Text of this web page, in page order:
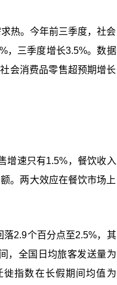
热。今年前三季度，社会
，三季度增长3.5%。数据
会消费品零售超预期增长
增速只有1.5%，餐饮收入
。两大效应在餐饮市场上
2.9个百分点至2.5%，其
，全国日均旅客发送量为
徙指数在长假期间均值为